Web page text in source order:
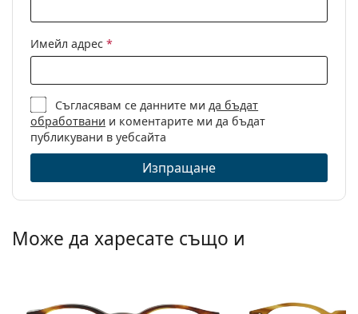
Пол:
Мъжки
Категория:
Диоптрични очила
Марка:
Seventh Street
Код:
7A 093 003 19 50
Имейл адрес *
Съгласявам се данните мида бъдат
обработвани и коментарите ми да бъдат
публикувани в уебсайта
Изпращане
Може да харесате също и